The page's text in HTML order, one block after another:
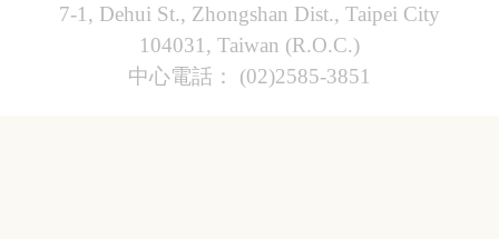
7-1, Dehui St., Zhongshan Dist., Taipei City
104031, Taiwan (R.O.C.)
中心電話： (02)2585-3851